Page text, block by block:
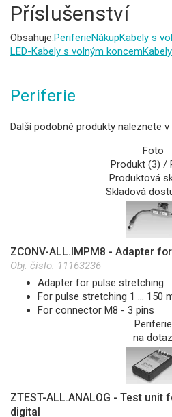
Příslušenství
Obsahuje:PeriferieNákupKabely s
LED-Kabely s volným koncemKabely
Periferie
Další podobné produkty naleznete v
Foto
Produkt (3) /
Produktová
Skladová
ZCONV-ALL.IMPM8 - Adapter
Obj. číslo: 11163236
Adapter for pulse stretching
For pulse stretching 1 … 150
For connector M8 - 3 pins
Periferie
na dotaz
ZTEST-ALL.ANALOG - Test
digital